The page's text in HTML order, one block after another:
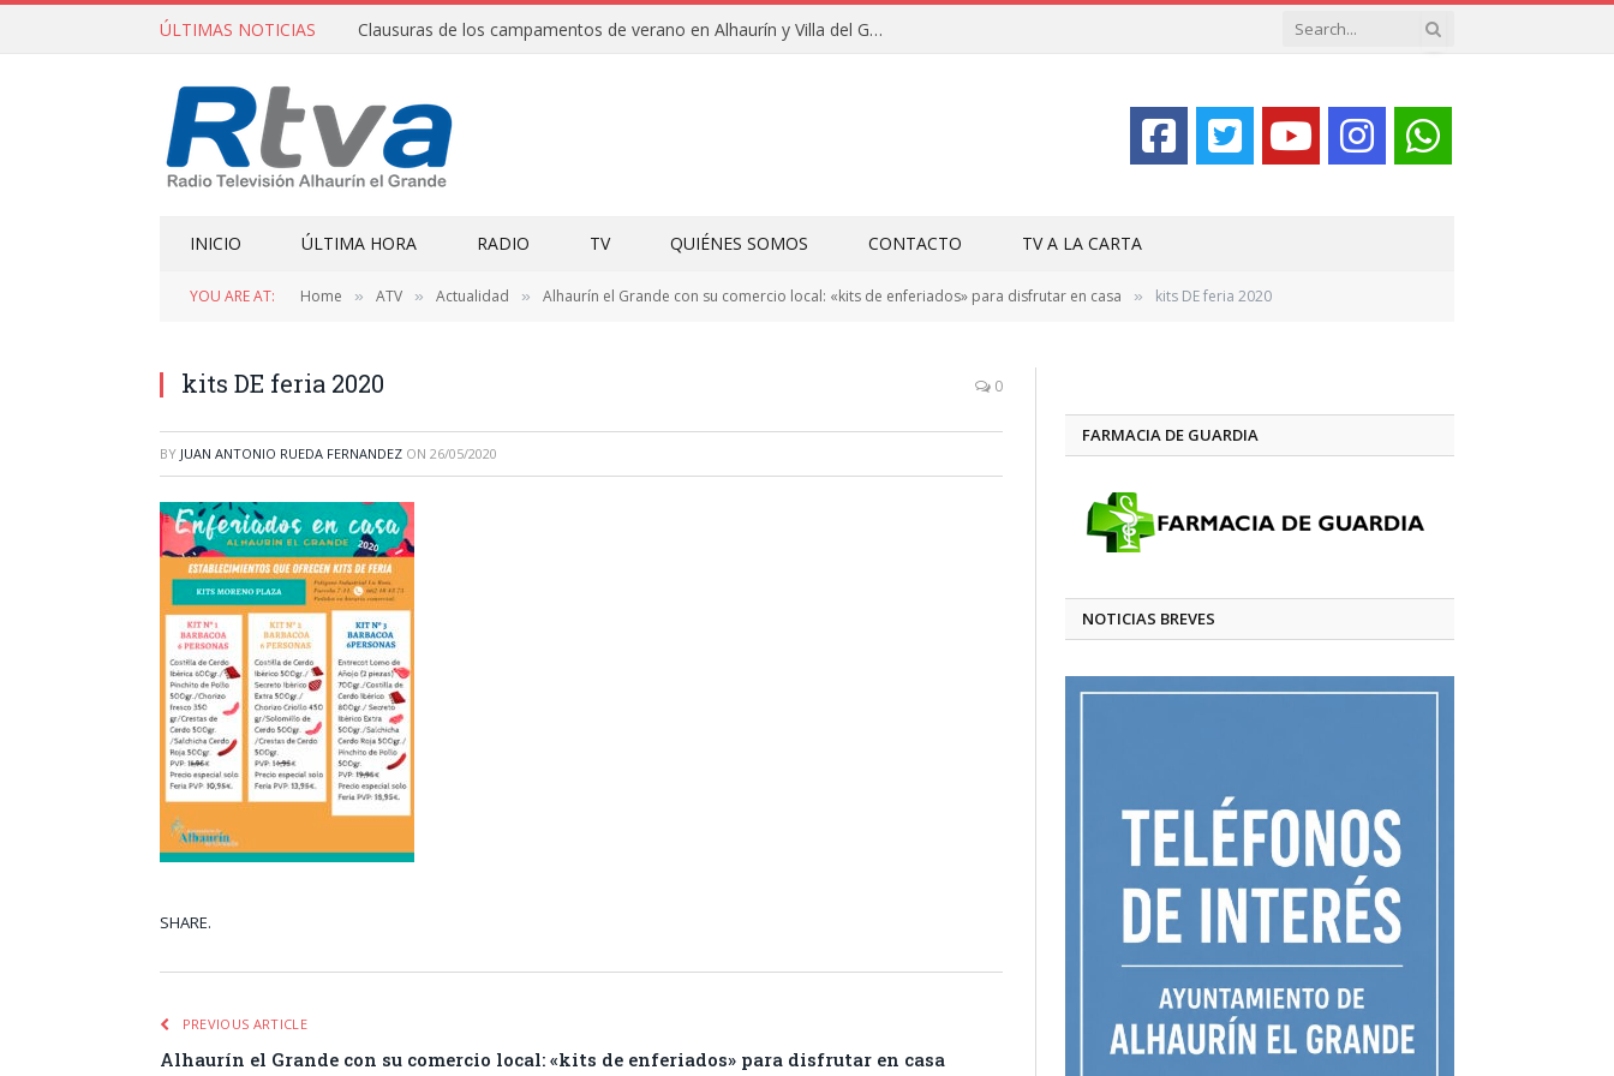
ÚLTIMAS NOTICIAS Clausuras de los campamentos de verano en Alhaurín y Villa del Guadalhorce 2026
INICIO ÚLTIMA HORA RADIO TV QUIÉNES SOMOS CONTACTO TV A LA CARTA
YOU ARE AT: Home » ATV » Actualidad » Alhaurín el Grande con su comercio local: «kits de enferiados» para disfrutar en casa » kits DE feria 2020
kits DE feria 2020 0
BY JUAN ANTONIO RUEDA FERNANDEZ ON 26/05/2020
SHARE.
PREVIOUS ARTICLE
Alhaurín el Grande con su comercio local: «kits de enferiados» para disfrutar en casa
FARMACIA DE GUARDIA
NOTICIAS BREVES